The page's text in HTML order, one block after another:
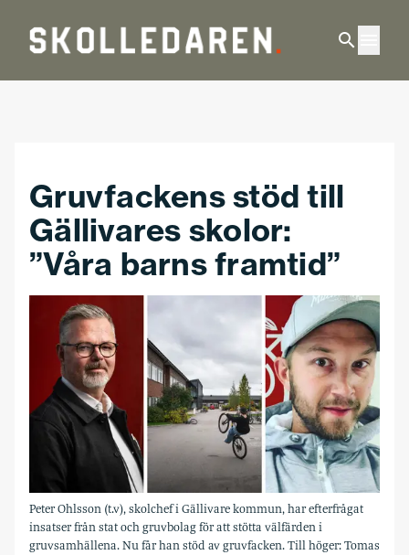
Gruvfackens stöd till
Gällivares skolor:
”Våra barns framtid”
Peter Ohlsson (t.v), skolchef i Gällivare kommun, har efterfrågat
insatser från stat och gruvbolag för att stötta välfärden i
gruvsamhällena. Nu får han stöd av gruvfacken. Till höger: Tomas